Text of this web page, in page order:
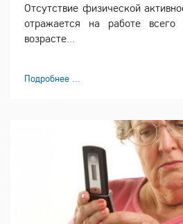
Отсутствие физической
отражается на работе
возрасте...
Подробнее ...